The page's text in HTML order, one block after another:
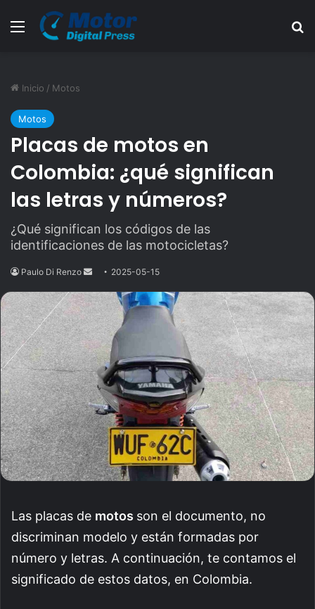
Menú
Inicio / Motos
Motos
Placas de motos en
Colombia: ¿qué significan
las letras y números?
¿Qué significan los códigos de las
identificaciones de las motocicletas?
Paulo Di Renzo
Send
email
2025-05-15
Las placas de motos son el documento, no
discriminan modelo y están formadas por
número y letras. A continuación, te contamos el
significado de estos datos, en Colombia.